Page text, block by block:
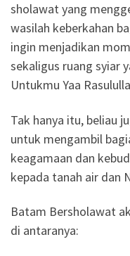
sholawat yang
wasilah keberkahan
ingin menjadikan
sekaligus ruang syiar
Untukmu Yaa
Tak hanya itu, beliau
untuk mengambil
keagamaan dan
kepada tanah air dan
Batam Bersholawat
di antaranya: